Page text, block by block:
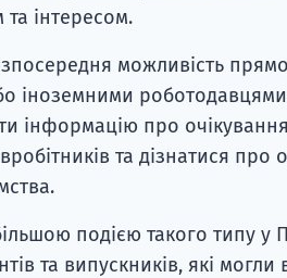
інтересом.
можливість
іноземними
інформацію про
та дізнатися про
подією такого типу у
та випускників, які